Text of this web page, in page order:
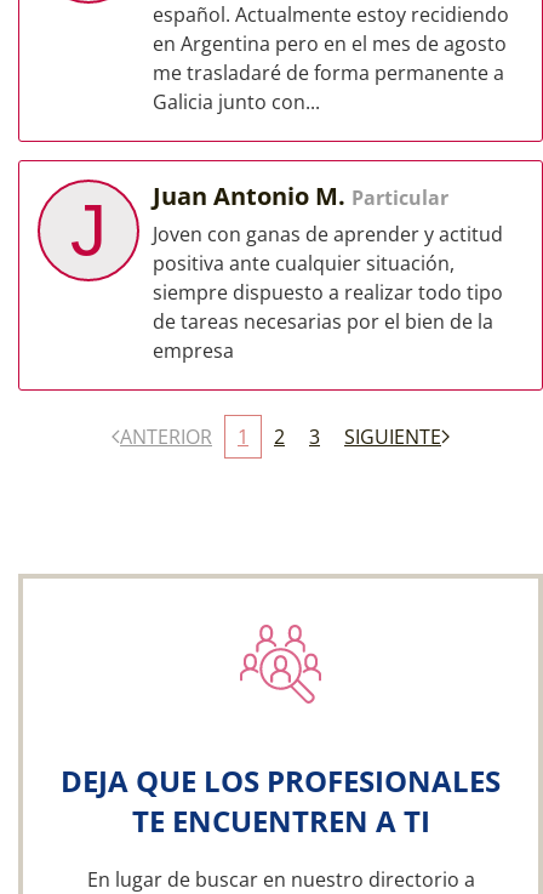
español. Actualmente estoy recidiendo
en Argentina pero en el mes de agosto
me trasladaré de forma permanente a
Galicia junto con...
J Juan Antonio M. Particular
Joven con ganas de aprender y actitud
positiva ante cualquier situación,
siempre dispuesto a realizar todo tipo
de tareas necesarias por el bien de la
empresa
ANTERIOR 1 2 3 SIGUIENTE
DEJA QUE LOS PROFESIONALES
TE ENCUENTREN A TI
En lugar de buscar en nuestro directorio a